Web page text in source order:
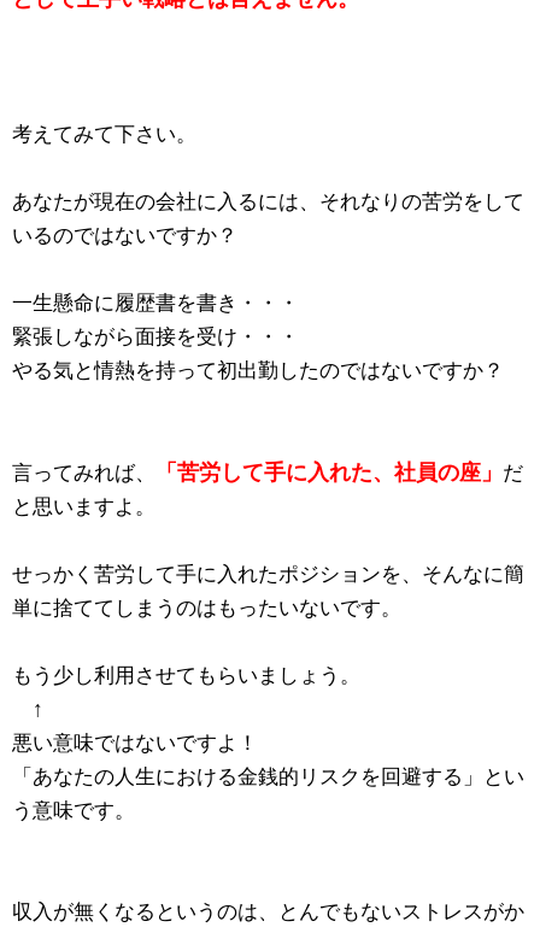
考えてみて下さい。
あなたが現在の会社に入るには、それなりの苦労をして
いるのではないですか？
一生懸命に履歴書を書き・・・
緊張しながら面接を受け・・・
やる気と情熱を持って初出勤したのではないですか？
言ってみれば、 「苦労して手に入れた、社員の座」 だ
と思いますよ。
せっかく苦労して手に入れたポジションを、そんなに簡
単に捨ててしまうのはもったいないです。
もう少し利用させてもらいましょう。
↑
悪い意味ではないですよ！
「あなたの人生における金銭的リスクを回避する」とい
う意味です。
収入が無くなるというのは、とんでもないストレスがか